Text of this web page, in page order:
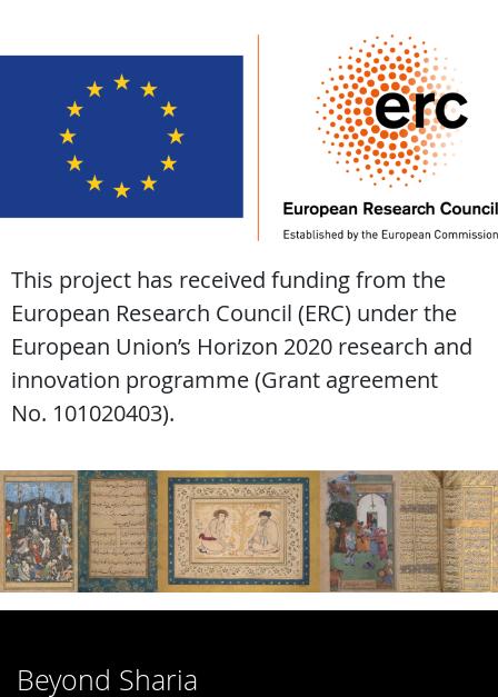
This project has received funding from the
European Research Council (ERC) under the
European Union’s Horizon 2020 research and
innovation programme (Grant agreement
No. 101020403).
Beyond Sharia